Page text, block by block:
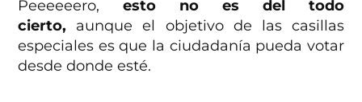
Peeeeeero,esto no es del todo
cierto, aunque el objetivo de las casillas
especiales es que la ciudadanía pueda votar
desde donde esté.